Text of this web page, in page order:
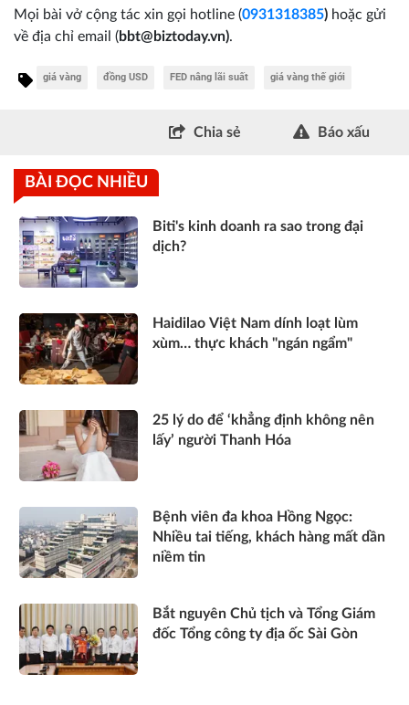
Mọi bài vở cộng tác xin gọi hotline (0931318385) hoặc gửi
về địa chỉ email (bbt@biztoday.vn).
giá vàng đồng USD FED nâng lãi suất giá vàng thế giới
Chia sẻ Báo xấu
BÀI ĐỌC NHIỀU
Biti's kinh doanh ra sao trong đại
dịch?
Haidilao Việt Nam dính loạt lùm
xùm… thực khách "ngán ngẩm"
25 lý do để ‘khẳng định không nên
lấy’ người Thanh Hóa
Bệnh viên đa khoa Hồng Ngọc:
Nhiều tai tiếng, khách hàng mất dần
niềm tin
Bắt nguyên Chủ tịch và Tổng Giám
đốc Tổng công ty địa ốc Sài Gòn